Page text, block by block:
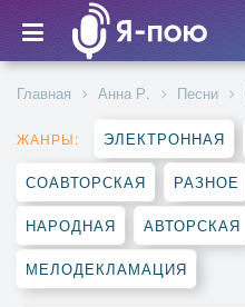
Главная Анна Р. Песни
ЖАНРЫ: ЭЛЕКТРОННАЯ
СОАВТОРСКАЯ РАЗНОЕ
НАРОДНАЯ АВТОРСКАЯ
МЕЛОДЕКЛАМАЦИЯ